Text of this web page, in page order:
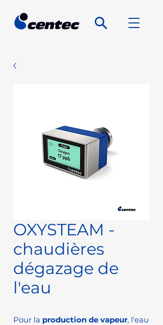
OXYSTEAM -
chaudières
dégazage de
l'eau
Pour la production de vapeur, l'eau